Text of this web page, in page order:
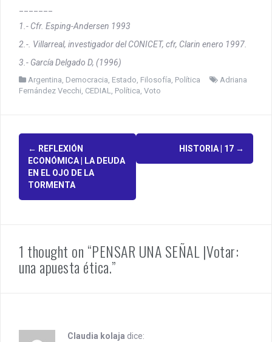
1.- Cfr. Esping-Andersen 1993
2.-. Villarreal, investigador del CONICET, cfr, Clarin enero 1997.
3.- García Delgado D, (1996)
Argentina, Democracia, Estado, Filosofía, Política
Adriana
Fernández Vecchi, CEDIAL, Política, Voto
s
n
a
g
← REFLEXIÓN
ECONÓMICA | LA DEUDA
EN EL OJO DE LA
TORMENTA
HISTORIA | 17 →
1 thought on “PENSAR UNA SEÑAL |Votar:
una apuesta ética.”
Claudia kolaja dice: